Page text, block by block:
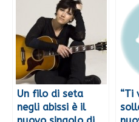
Un filo di seta
negli abissi è il
“Ti